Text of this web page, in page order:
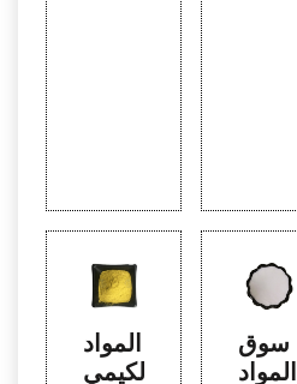
المواد
الكيمي
سوق
المواد